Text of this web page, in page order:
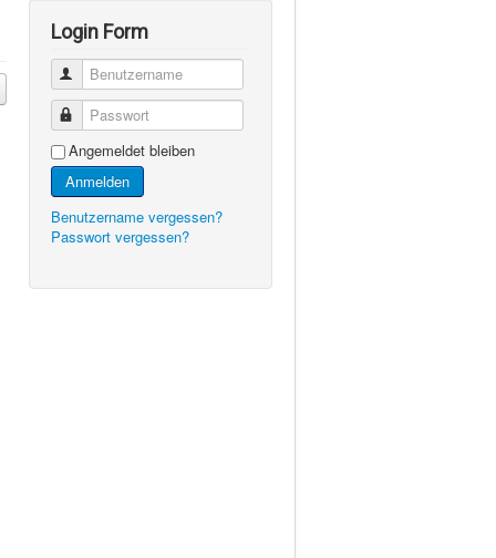
Login Form
Benutzername
Passwort
Angemeldet bleiben
Anmelden
Benutzername vergessen?
Passwort vergessen?